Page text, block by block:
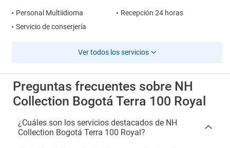
Personal Multiidioma
Recepción 24 horas
Servicio de conserjería
Ver todos los servicios
Preguntas frecuentes sobre NH
Collection Bogotá Terra 100 Royal
¿Cuáles son los servicios destacados de NH
Collection Bogotá Terra 100 Royal?